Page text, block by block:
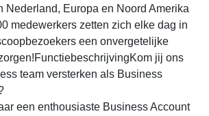
Nederland, Europa en Noord Amerika
medewerkers zetten zich elke dag in
een onvergetelijke
jij ons
team versterken als Business
een enthousiaste Business Account